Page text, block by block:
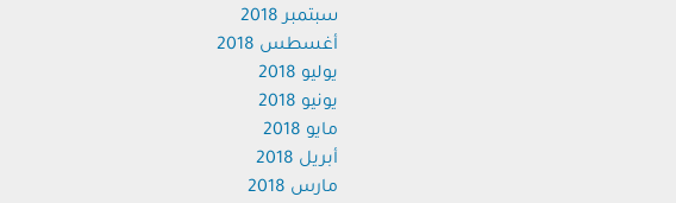
سبتمبر 2018
أغسطس 2018
يوليو 2018
يونيو 2018
مايو 2018
أبريل 2018
مارس 2018